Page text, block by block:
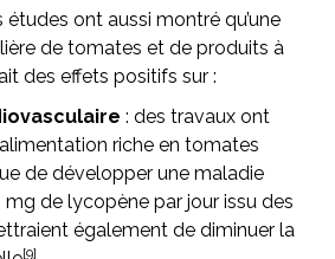
ont aussi montré qu’une
de tomates et de produits à
des effets positifs sur :
: des travaux ont
riche en tomates
de développer une maladie
mg de lycopène par jour issu des
également de diminuer la
[9]